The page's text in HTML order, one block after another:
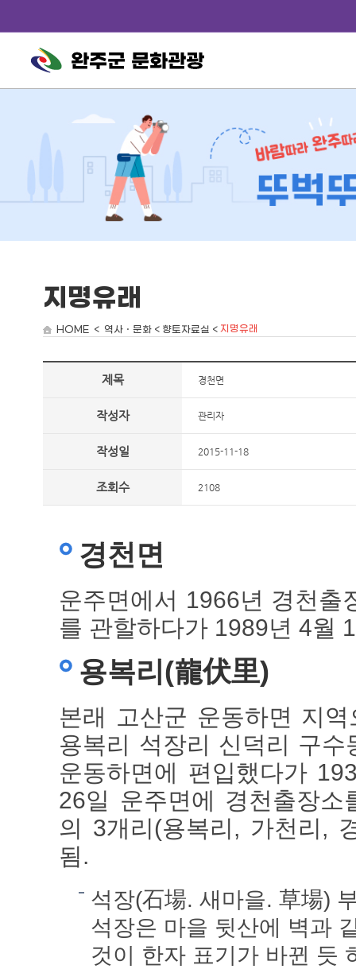
완주군 문화관광
지명유래
HOME < 역사ㆍ문화 < 향토자료실 <지명유래
제목 경천면
작성자 관리자
작성일 2015-11-18
조회수 2108
경천면
운주면에서 1966년 경천출
를 관할하다가 1989년 4월
용복리(龍伏里)
본래 고산군 운동하면 지
용복리 석장리 신덕리 구
운동하면에 편입했다가
26일 운주면에 경천출장
의 3개리(용복리, 가천리,
됨.
석장(石場. 새마을. 草場)
석장은 마을 뒷산에 벽과
것이 한자 표기가 바뀐 듯